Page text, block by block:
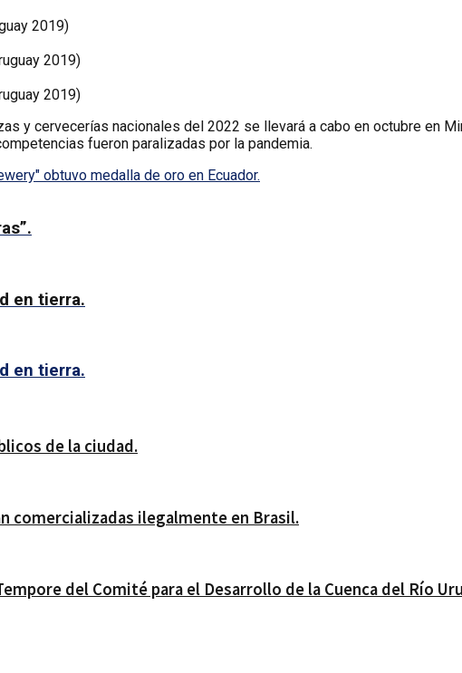
2019)
2019)
2019)
y cervecerías nacionales del 2022 se llevará a cabo en octubre en
fueron paralizadas por la pandemia.
obtuvo medalla de oro en Ecuador.
en tierra.
en tierra.
de la ciudad.
comercializadas ilegalmente en Brasil.
del Comité para el Desarrollo de la Cuenca del Río